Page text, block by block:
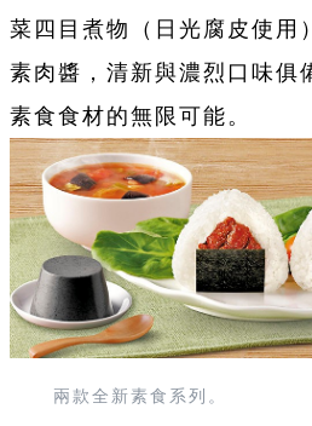
菜四目煮物（日光腐皮使用
素肉醬，清新與濃烈口味俱
素食食材的無限可能。
兩款全新素食系列。